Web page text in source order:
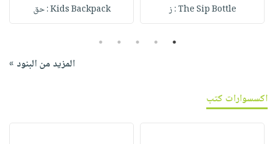
The Sip Bottle : ز Kids Backpack : حق
1
2
3
4
5
المزيد من البنود »
اكسسوارات كتب